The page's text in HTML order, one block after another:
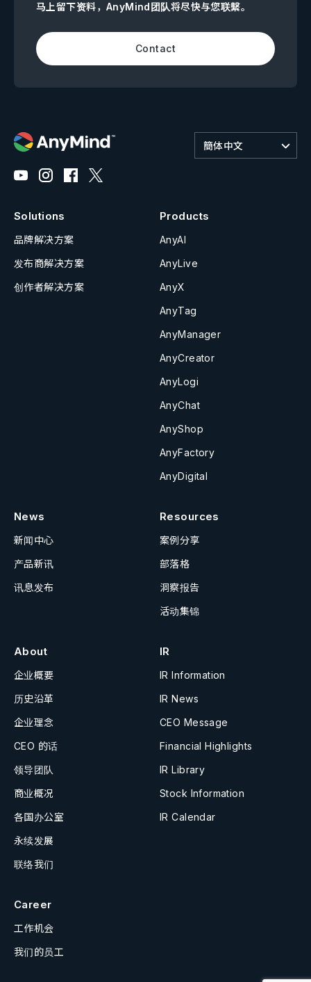
马上留下资料，AnyMind团队将尽快与您联繫。
Contact
簡体中文
Solutions
品牌解决方案
发布商解决方案
创作者解决方案
Products
AnyAI
AnyLive
AnyX
AnyTag
AnyManager
AnyCreator
AnyLogi
AnyChat
AnyShop
AnyFactory
AnyDigital
News
新闻中心
产品新讯
讯息发布
Resources
案例分享
部落格
洞察报告
活动集锦
About
企业概要
历史沿革
企业理念
CEO 的话
领导团队
商业概况
各国办公室
永续发展
联络我们
IR
IR Information
IR News
CEO Message
Financial Highlights
IR Library
Stock Information
IR Calendar
Career
工作机会
我们的员工